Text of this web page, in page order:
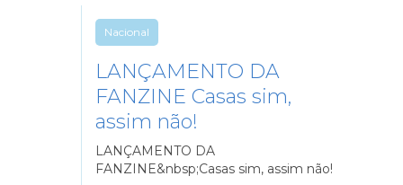
Nacional
LANÇAMENTO DA
FANZINE Casas sim,
assim não!
LANÇAMENTO DA
FANZINE&nbsp;Casas sim, assim não!